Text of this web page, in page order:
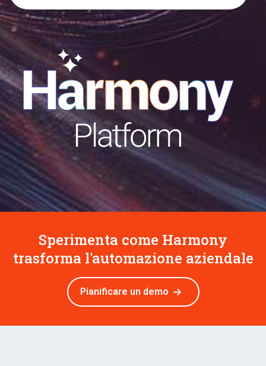
Sperimenta come Harmony
trasforma l'automazione aziendale
Pianificare un demo